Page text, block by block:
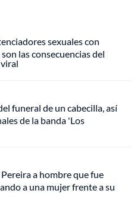
sexuales con
las consecuencias del
funeral de un cabecilla, así
de la banda 'Los
Pereira a hombre que fue
a una mujer frente a su